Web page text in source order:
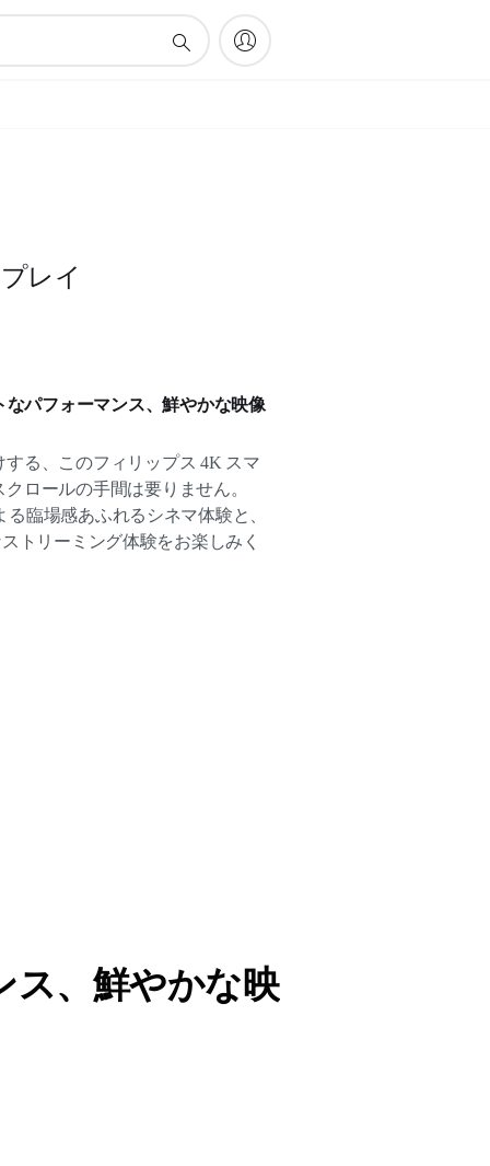
レイ
パフォーマンス、鮮やかな映像
る、このフィリップス 4K スマ
ロールの手間は要りません。
る臨場感あふれるシネマ体験と、
トリーミング体験をお楽しみく
ス、鮮やかな映